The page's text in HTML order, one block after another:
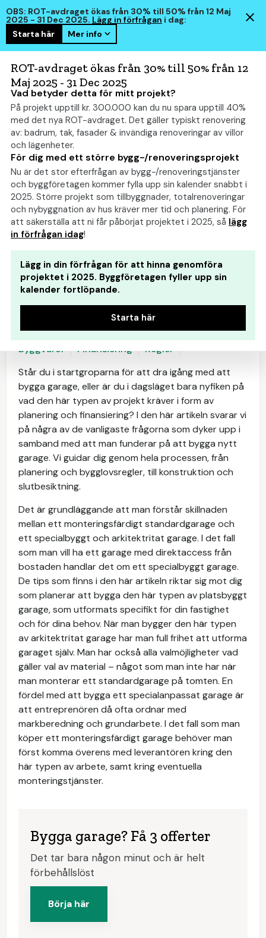
OBS: ROT-avdraget ökas från 30% till 50% från 12 Maj
2025 - 31 Dec 2025. Lägg in förfrågan i dag:
Starta här
Mer info
ROT-avdraget ökas från 30% till 50% från 12
Maj 2025 - 31 Dec 2025
Vad betyder detta för mitt projekt?
På projekt upptill kr. 300.000 kan du nu spara upptill 40%
med det nya ROT-avdraget. Det gäller typiskt renovering
av: badrum, tak, fasader & invändiga renoveringar av villor
och lägenheter.
För dig med ett större bygg-/renoveringsprojekt
Nu är det stor efterfrågan av bygg-/renoveringstjänster
och byggföretagen kommer fylla upp sin kalender snabbt i
2025. Större projekt som tillbyggnader, totalrenoveringar
och nybyggnation av hus kräver mer tid och planering. För
att säkerställa att ni får påbörjat projektet i 2025, så lägg
in förfrågan idag!
Lägg in din förfrågan för att hinna genomföra
projektet i 2025. Byggföretagen fyller upp sin
kalender fortlöpande.
Starta här
hemsmart
Bygga garage: Allt om
kostnad, bygglov och tips
Kostnad Hantverkare
Byggprocess
Byggvaror
Finansiering
Regler
Står du i startgroparna för att dra igång med att
bygga garage, eller är du i dagsläget bara nyfiken på
vad den här typen av projekt kräver i form av
planering och finansiering? I den här artikeln svarar vi
på några av de vanligaste frågorna som dyker upp i
samband med att man funderar på att bygga nytt
garage. Vi guidar dig genom hela processen, från
planering och bygglovsregler, till konstruktion och
slutbesiktning.
Det är grundläggande att man förstår skillnaden
mellan ett monteringsfärdigt standardgarage och
ett specialbyggt och arkitektritat garage. I det fall
som man vill ha ett garage med direktaccess från
bostaden handlar det om ett specialbyggt garage.
De tips som finns i den här artikeln riktar sig mot dig
som planerar att bygga den här typen av platsbyggt
garage, som utformats specifikt för din fastighet
och för dina behov. När man bygger den här typen
av arkitektritat garage har man full frihet att utforma
garaget själv. Man har också alla valmöjligheter vad
gäller val av material – något som man inte har när
man monterar ett standardgarage på tomten. En
fördel med att bygga ett specialanpassat garage är
att entreprenören då ofta ordnar med
markberedning och grundarbete. I det fall som man
köper ett monteringsfärdigt garage behöver man
först komma överens med leverantören kring den
här typen av arbete, samt kring eventuella
monteringstjänster.
Bygga garage? Få 3 offerter
Det tar bara någon minut och är helt
förbehållslöst
Börja här